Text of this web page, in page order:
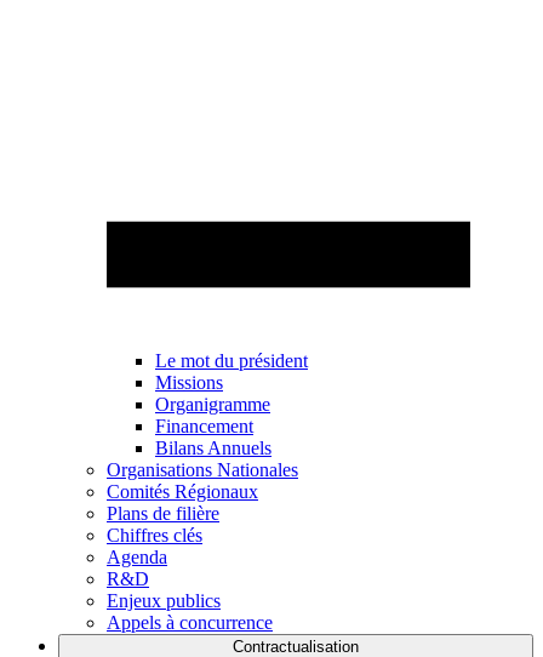
Le mot du président
Missions
Organigramme
Financement
Bilans Annuels
Organisations Nationales
Comités Régionaux
Plans de filière
Chiffres clés
Agenda
R&D
Enjeux publics
Appels à concurrence
Contractualisation